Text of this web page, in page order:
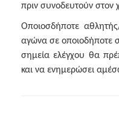
πριν συνοδευτούν στον
Οποιοσδήποτε
αγώνα σε οποιοδήποτε
σημεία ελέγχου θα
και να ενημερώσει